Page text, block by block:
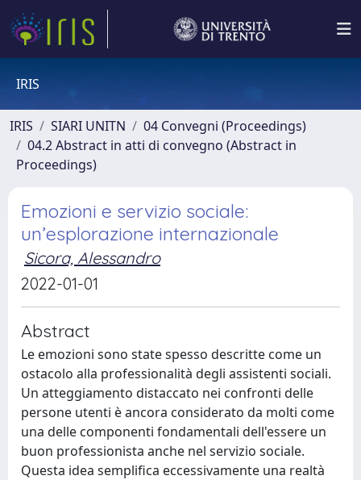
IRIS
IRIS SIARI UNITN
04 Convegni (Proceedings)
04.2 Abstract in atti di convegno (Abstract in
Proceedings)
Emozioni e servizio sociale:
un’esplorazione internazionale
Sicora, Alessandro
2022-01-01
Abstract
Le emozioni sono state spesso descritte come un
ostacolo alla professionalità degli assistenti sociali.
Un atteggiamento distaccato nei confronti delle
persone utenti è ancora considerato da molti come
una delle componenti fondamentali dell'essere un
buon professionista anche nel servizio sociale.
Questa idea semplifica eccessivamente una realtà